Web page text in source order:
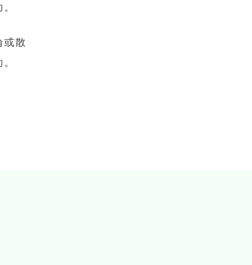
或散